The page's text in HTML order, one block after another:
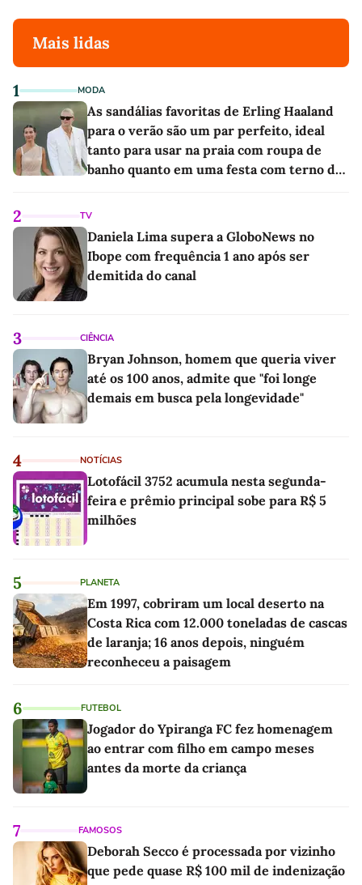
Mais lidas
1 MODA
As sandálias favoritas de Erling Haaland
para o verão são um par perfeito, ideal
tanto para usar na praia com roupa de
banho quanto em uma festa com terno de
2 TV
Daniela Lima supera a GloboNews no
Ibope com frequência 1 ano após ser
demitida do canal
3 CIÊNCIA
Bryan Johnson, homem que queria viver
até os 100 anos, admite que "foi longe
demais em busca pela longevidade"
4 NOTÍCIAS
Lotofácil 3752 acumula nesta segunda-
feira e prêmio principal sobe para R$ 5
milhões
5 PLANETA
Em 1997, cobriram um local deserto na
Costa Rica com 12.000 toneladas de cascas
de laranja; 16 anos depois, ninguém
reconheceu a paisagem
6 FUTEBOL
Jogador do Ypiranga FC fez homenagem
ao entrar com filho em campo meses
antes da morte da criança
7 FAMOSOS
Deborah Secco é processada por vizinho
que pede quase R$ 100 mil de indenização